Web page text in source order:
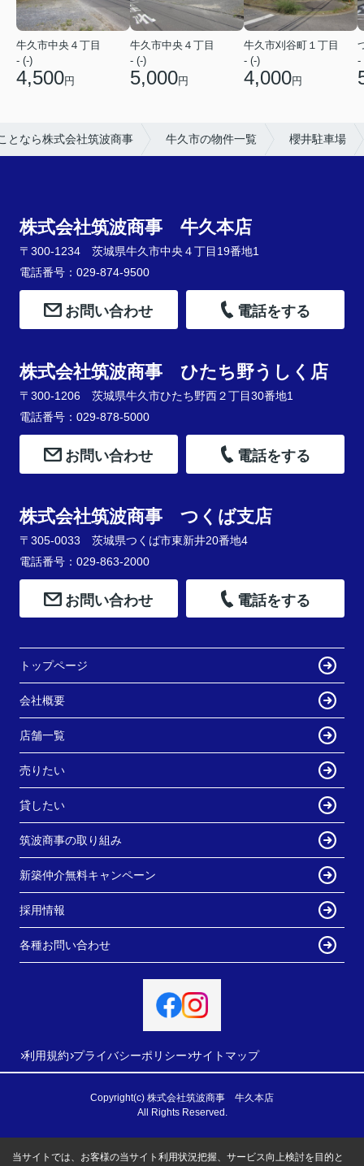
牛久市中央４丁目
- (-)
4,500円
牛久市中央４丁目
- (-)
5,000円
牛久市刈谷町１丁目
- (-)
4,000円
-
となら株式会社筑波商事 牛久市の物件一覧 櫻井駐車場
株式会社筑波商事 牛久本店
〒300-1234 茨城県牛久市中央４丁目19番地1
電話番号：029-874-9500
お問い合わせ 電話をする
株式会社筑波商事 ひたち野うしく店
〒300-1206 茨城県牛久市ひたち野西２丁目30番地1
電話番号：029-878-5000
お問い合わせ 電話をする
株式会社筑波商事 つくば支店
〒305-0033 茨城県つくば市東新井20番地4
電話番号：029-863-2000
お問い合わせ 電話をする
トップページ
会社概要
店舗一覧
売りたい
貸したい
筑波商事の取り組み
新築仲介無料キャンペーン
採用情報
各種お問い合わせ
利用規約 プライバシーポリシー サイトマップ
Copyright(c) 株式会社筑波商事 牛久本店
All Rights Reserved.
当サイトでは、お客様の当サイト利用状況把握、サービス向上検討を目的と